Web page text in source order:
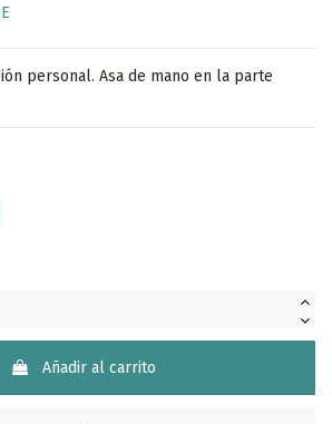
personal. Asa de mano en la parte
Añadir al carrito